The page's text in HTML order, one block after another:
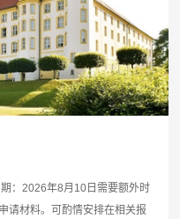
：2026年8月10日需要额外时
请材料。可酌情安排在相关报